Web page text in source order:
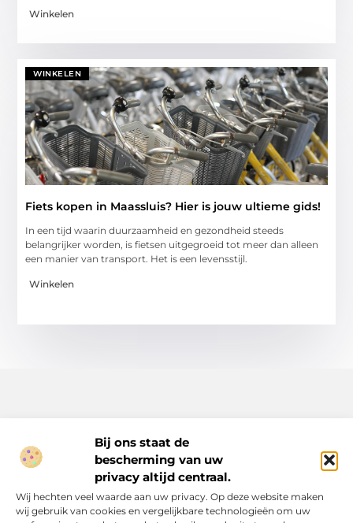
Bij ons staat de
bescherming van uw
privacy altijd centraal.
Wij hechten veel waarde aan uw privacy. Op deze website maken
wij gebruik van cookies en vergelijkbare technologieën om uw
Winkelen
WINKELEN
Fiets kopen in Maassluis? Hier is jouw ultieme gids!
In een tijd waarin duurzaamheid en gezondheid steeds
belangrijker worden, is fietsen uitgegroeid tot meer dan alleen
een manier van transport. Het is een levensstijl.
Winkelen
Inspiratie, tips en verhalen voor elk moment.
Ontdek een breed scala aan artikelen en blogs die je dagelijks
leven verrijken, van praktische adviezen tot boeiende verhalen.